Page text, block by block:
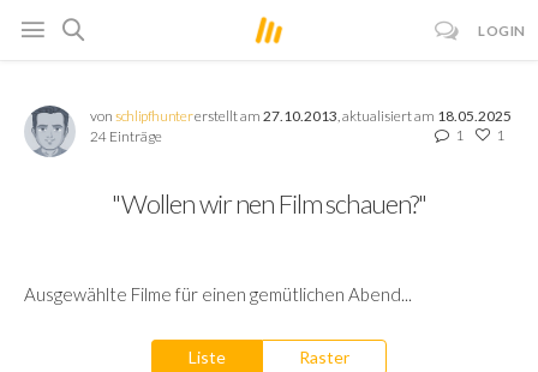
LOGIN
von schlipfhuntererstellt am27.10.2013 , aktualisiert am 18.05.2025
24 Einträge
1 1
"Wollen wir nen Film schauen?"
Ausgewählte Filme für einen gemütlichen Abend...
Liste Raster